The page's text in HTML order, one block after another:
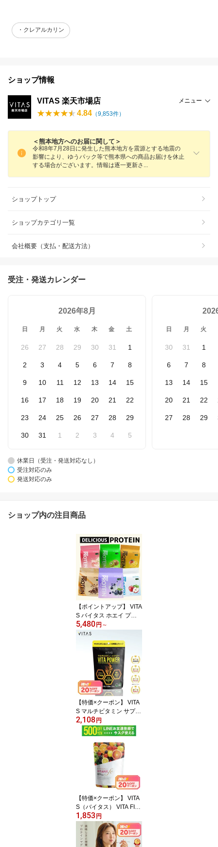
・クレアルカリン
ショップ情報
VITAS 楽天市場店 メニュー
4.84 （9,853件）
＜熊本地方へのお届に関して＞
令和8年7月28日に発生した熊本地方を震源とする地震の
影響により、ゆうパック等で熊本県への商品お届けを休止
する場合がございます。情報は逐一更新さ
ショップトップ
ショップカテゴリ一覧
会社概要（支払・配送方法）
受注・発送カレンダー
2026年8月
日 月 火 水 木 金 土
26 27 28 29 30 31 1
2 3 4 5 6 7 8
9 10 11 12 13 14 15
16 17 18 19 20 21 22
23 24 25 26 27 28 29
30 31 1 2 3 4 5
日 月 火
30 31 1
6 7 8
13 14 15
20 21 22
27 28 29
休業日（受注・発送対応なし）
受注対応のみ
発送対応のみ
ショップ内の注目商品
【ポイントアップ】 VITA
S バイタス ホエイ プロ
テイン 100 WPCプロテ
イン 1000g 700g リンゴ
ヨーグルト カフェラテ
ピーチヨーグルト ブルー
ベリーヨーグルト キウイ
マンゴー
5,480 円 ～
【特価×クーポン】 VITA
S マルチビタミン サプリ
120粒 30日分 ビタミンC
マカ 亜鉛 サプリメント 1
2種類 バランス 配合 栄養
補助食品 VITAPOWER ビ
タパワー 男性 筋トレ ボ
ディメイク 健康 食生活
活力 サポート
2,108 円
【特価×クーポン】 VITA
S（バイタス） VITA FIT.f
e ビタフィット 鉄 葉酸
鉄分 ブドウ種子エキス
女性の為のマルチビタミ
ン サプリ 120粒 1日4粒
1,853 円